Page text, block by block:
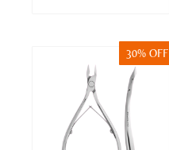
30% OFF